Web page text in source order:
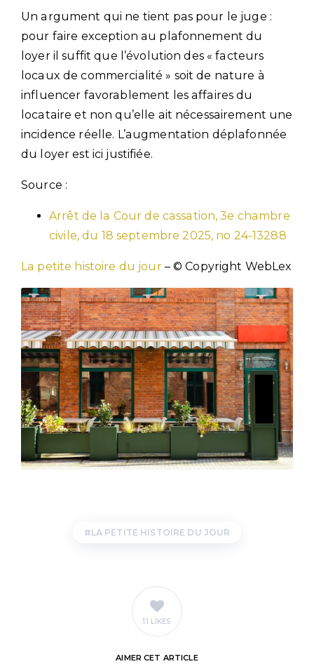
Un argument qui ne tient pas pour le juge :
pour faire exception au plafonnement du
loyer il suffit que l’évolution des « facteurs
locaux de commercialité » soit de nature à
influencer favorablement les affaires du
locataire et non qu’elle ait nécessairement une
incidence réelle. L’augmentation déplafonnée
du loyer est ici justifiée.
Source :
Arrêt de la Cour de cassation, 3e chambre
civile, du 18 septembre 2025, no 24-13288
La petite histoire du jour– © Copyright WebLex
LA PETITE HISTOIRE DU JOUR
11 LIKES
AIMER CET ARTICLE